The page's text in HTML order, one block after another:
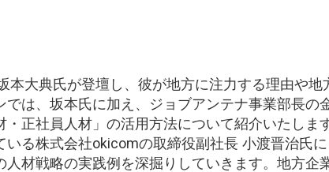
本大典氏が登壇し、彼が地方に注力する理由や地
は、坂本氏に加え、ジョブアンテナ事業部長の
正社員人材」の活用方法について紹介いたしま
る株式会社okicomの取締役副社長 小渡晋治氏
材戦略の実践例を深掘りしていきます。地方企